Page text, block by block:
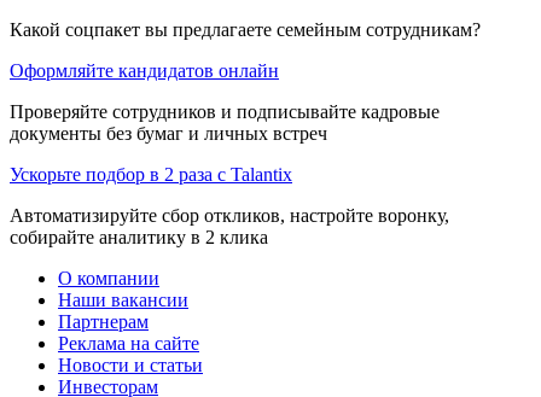
Какой соцпакет вы предлагаете семейным сотрудникам?
Оформляйте кандидатов онлайн
Проверяйте сотрудников и подписывайте кадровые
документы без бумаг и личных встреч
Ускорьте подбор в 2 раза с Talantix
Автоматизируйте сбор откликов, настройте воронку,
собирайте аналитику в 2 клика
О компании
Наши вакансии
Партнерам
Реклама на сайте
Новости и статьи
Инвесторам